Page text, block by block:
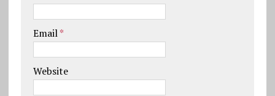
Email*
Website